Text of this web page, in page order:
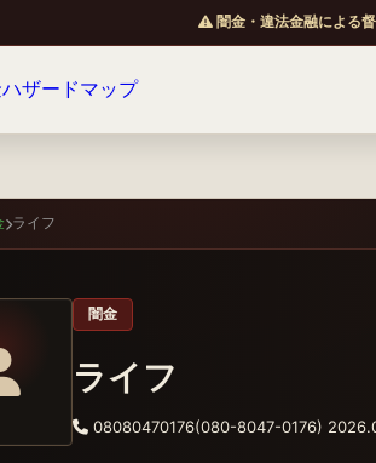
闇金・違法金融による
ライフ
闇金
ライフ
08080470176(080-8047-0176)